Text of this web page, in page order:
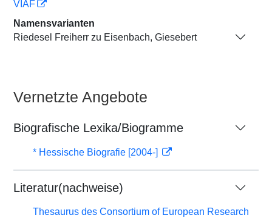
VIAF
Namensvarianten
Riedesel Freiherr zu Eisenbach, Giesebert
Vernetzte Angebote
Biografische Lexika/Biogramme
* Hessische Biografie [2004-]
Literatur(nachweise)
Thesaurus des Consortium of European Research